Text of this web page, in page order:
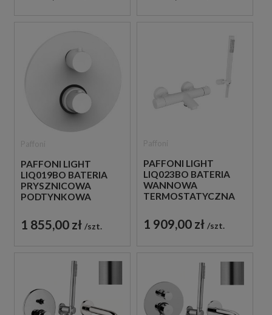
PAFFONI LIGHT
LIQ019BO BATERIA
PRYSZNICOWA
PODTYNKOWA
DROŻNA
JEDNOUCHWYTOWA
1 855,00 zł szt.
PAFFONI LIGHT
LIQ023BO BATERIA
WANNOWA
TERMOSTATYCZNA
SŁUCHAWKĄ
PRYSZNICOWĄ BIAŁA
1 909,00 zł szt.